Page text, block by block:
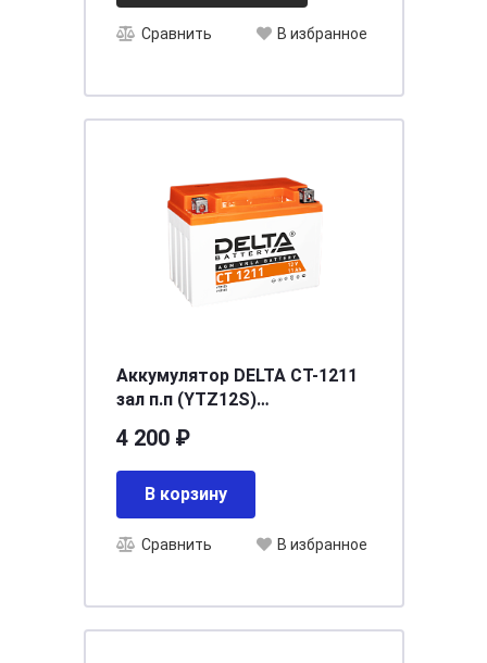
Сравнить В избранное
Аккумулятор DELTA СТ-1211
зал п.п (YTZ12S)
4 200 ₽
В корзину
Сравнить В избранное